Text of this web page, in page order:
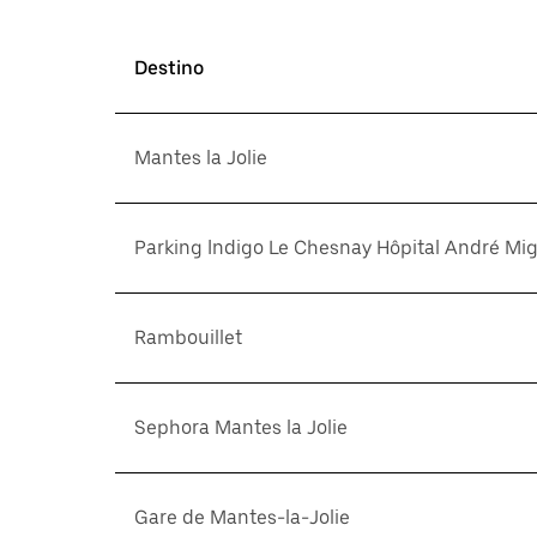
Destino
Mantes la Jolie
Parking Indigo Le Chesnay Hôpital André
Rambouillet
Sephora Mantes la Jolie
Gare de Mantes-la-Jolie